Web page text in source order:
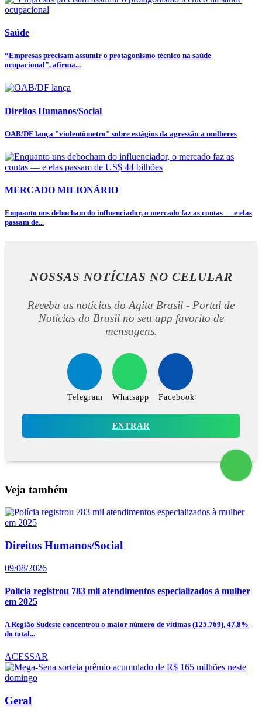
Saúde
“Empresas precisam assumir o protagonismo técnico na saúde
ocupacional", afirma...
Direitos Humanos/Social
OAB/DF lança "violentômetro" sobre estágios da agressão a mulheres
MERCADO MILIONÁRIO
Enquanto uns debocham do influenciador, o mercado faz as contas — e elas
passam de...
NOSSAS NOTÍCIAS NO CELULAR
Receba as notícias do Agita Brasil - Portal de
Noticias do Brasil no seu app favorito de
mensagens.
Telegram Whatsapp Facebook
ENTRAR
Veja também
Direitos Humanos/Social
09/08/2026
Polícia registrou 783 mil atendimentos especializados à mulher
em 2025
A Região Sudeste concentrou o maior número de vítimas (125.769), 47,8%
do total...
ACESSAR
Geral